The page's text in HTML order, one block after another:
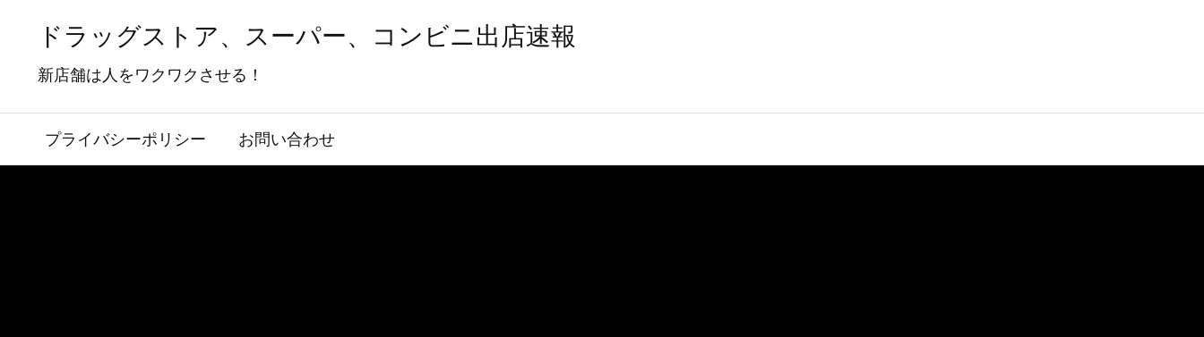
ドラッグストア、スーパー、コンビニ出店速報
新店舗は人をワクワクさせる！
プライバシーポリシー お問い合わせ